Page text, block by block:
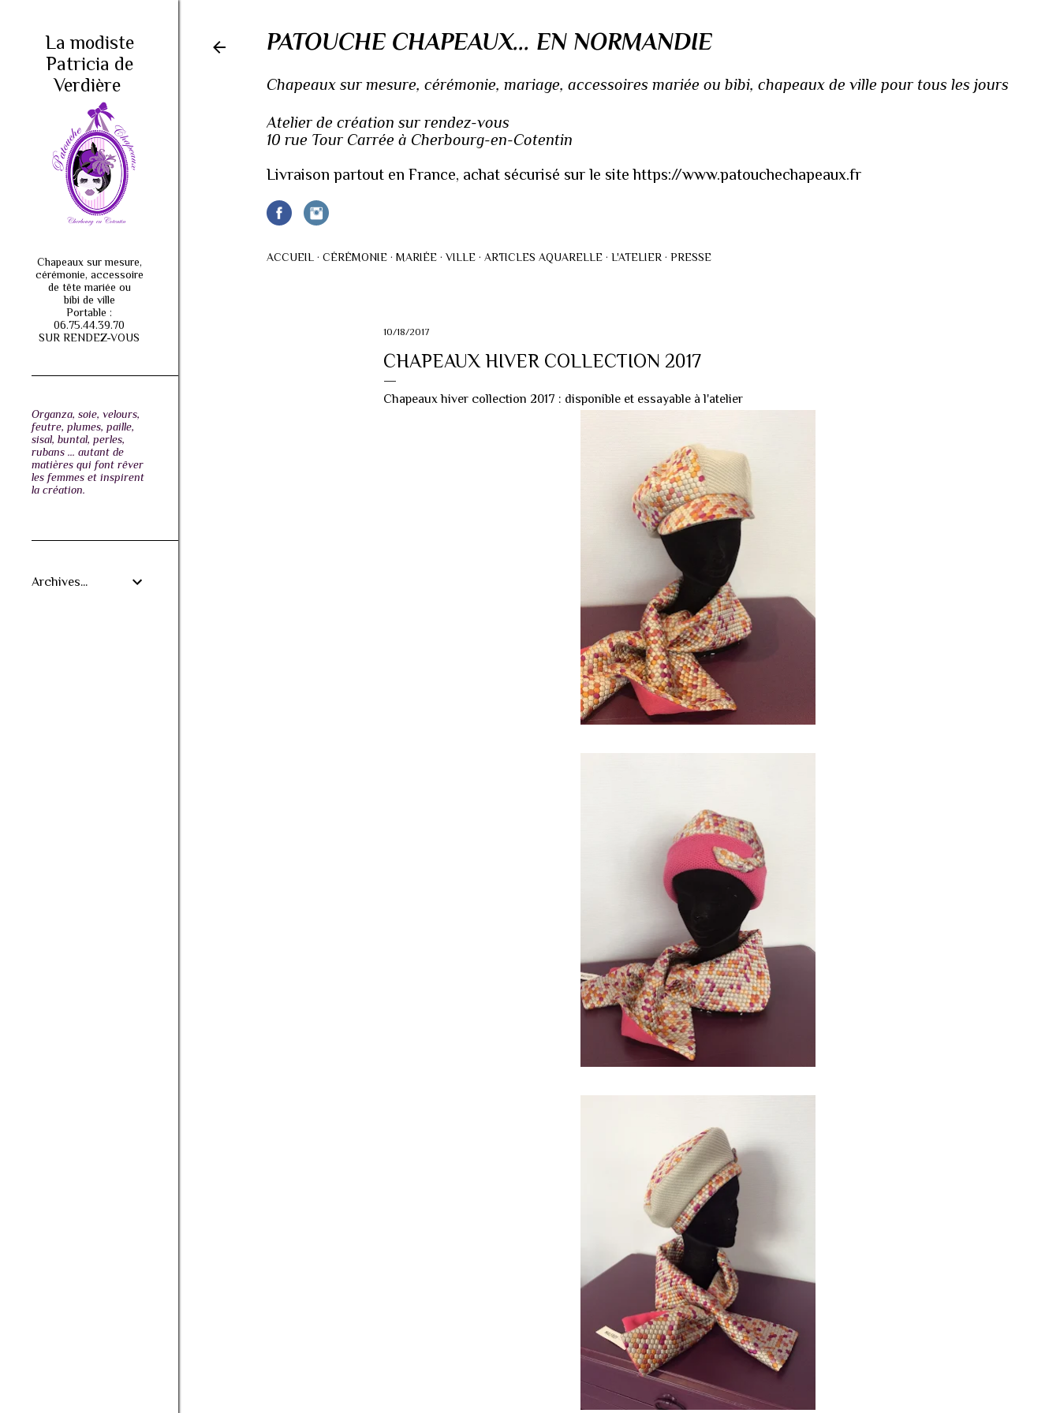
PATOUCHE CHAPEAUX... EN NORMANDIE
Chapeaux sur mesure, cérémonie, mariage, accessoires mariée ou bibi, chapeaux de ville pour tous les jours
Atelier de création sur rendez-vous
10 rue Tour Carrée à Cherbourg-en-Cotentin
Livraison partout en France, achat sécurisé sur le site https://www.patouchechapeaux.fr
ACCUEIL CÉRÉMONIE MARIÉE VILLE ARTICLES AQUARELLE L'ATELIER PRESSE
10/18/2017
CHAPEAUX HIVER COLLECTION 2017
Chapeaux hiver collection 2017 : disponible et essayable à l'atelier
La modiste
Patricia de
Verdière
Chapeaux sur mesure,
cérémonie, accessoire
de tête mariée ou
bibi de ville
Portable :
06.75.44.39.70
SUR RENDEZ-VOUS
Organza, soie, velours,
feutre, plumes, paille,
sisal, buntal, perles,
rubans ... autant de
matières qui font rêver
les femmes et inspirent
la création.
Archives...